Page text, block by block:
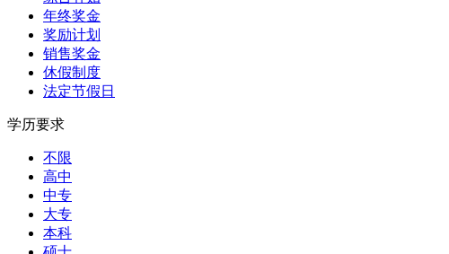
年终奖金
奖励计划
销售奖金
休假制度
法定节假日
学历要求
不限
高中
中专
大专
本科